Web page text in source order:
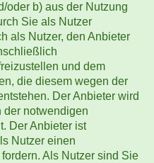
oder b) aus der Nutzung
Sie als Nutzer
als Nutzer, den Anbieter
und dem
die diesem wegen der
Der Anbieter wird
der notwendigen
Der Anbieter ist
Nutzer einen
Als Nutzer sind Sie